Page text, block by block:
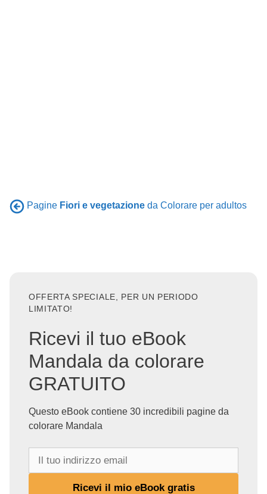
Pagine Fiori e vegetazione da Colorare per adultos
OFFERTA SPECIALE, PER UN PERIODO
LIMITATO!
Ricevi il tuo eBook
Mandala da colorare
GRATUITO
Questo eBook contiene 30 incredibili pagine da
colorare Mandala
Ricevi il mio eBook gratis